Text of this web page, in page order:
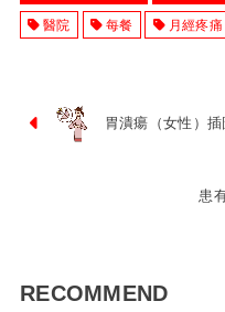
醫院 每餐 月經疼痛
胃潰瘍（女性）插
患
RECOMMEND